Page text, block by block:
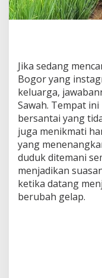
Jika sedang
Bogor yang
keluarga,
Sawah. Tempat
bersantai yang
juga menikmati
yang
duduk ditemani
menjadikan
ketika datang
berubah gelap.